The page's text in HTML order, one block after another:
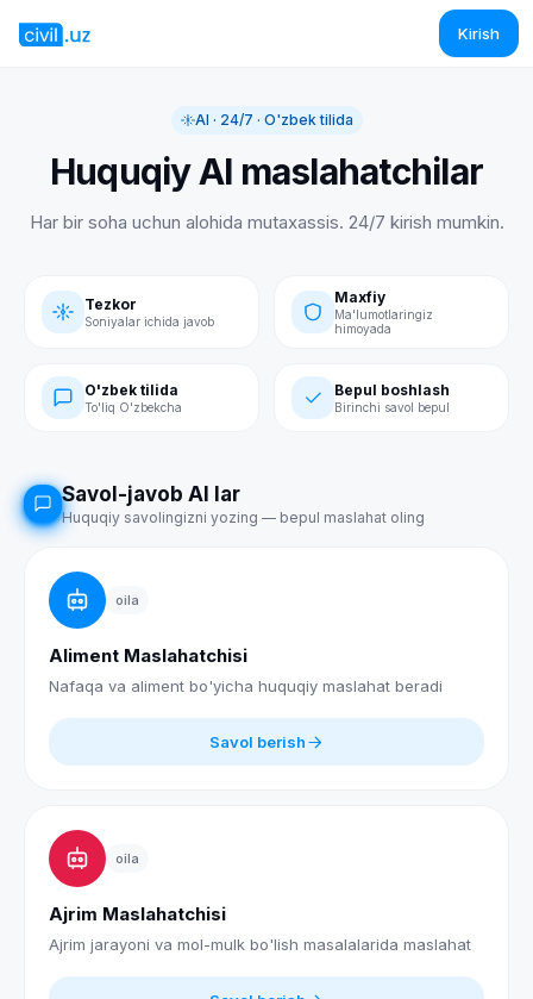
Kirish
AI · 24/7 · O'zbek tilida
Huquqiy AI maslahatchilar
Har bir soha uchun alohida mutaxassis. 24/7 kirish mumkin.
Tezkor
Soniyalar ichida javob
Maxfiy
Ma'lumotlaringiz
himoyada
O'zbek tilida
To'liq O'zbekcha
Bepul boshlash
Birinchi savol bepul
Savol-javob AI lar
Huquqiy savolingizni yozing — bepul maslahat oling
oila
Aliment Maslahatchisi
Nafaqa va aliment bo'yicha huquqiy maslahat beradi
Savol berish
oila
Ajrim Maslahatchisi
Ajrim jarayoni va mol-mulk bo'lish masalalarida maslahat